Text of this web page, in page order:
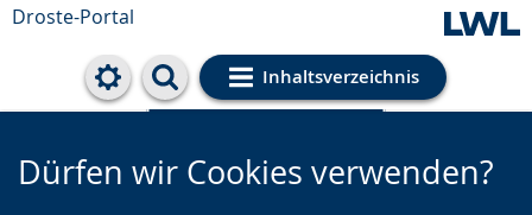
Droste-Portal
Inhaltsverzeichnis
Cookie-Einstellungen
Dürfen wir Cookies verwenden?